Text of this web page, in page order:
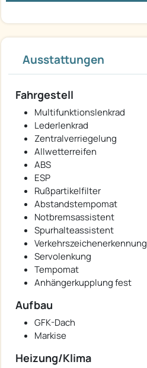
Ausstattungen
Fahrgestell
Multifunktionslenkrad
Lederlenkrad
Zentralverriegelung
Allwetterreifen
ABS
ESP
Rußpartikelfilter
Abstandstempomat
Notbremsassistent
Spurhalteassistent
Verkehrszeichenerkennung
Servolenkung
Tempomat
Anhängerkupplung fest
Aufbau
GFK-Dach
Markise
Heizung/Klima